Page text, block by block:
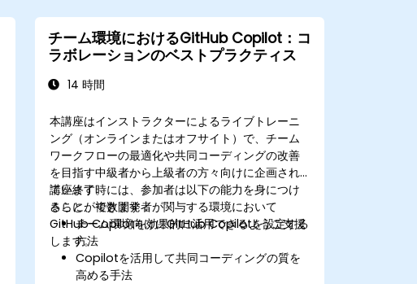
チーム環境におけるGitHub Copilot：コ
ラボレーションのベストプラクティス
14 時間
本講座はインストラクターによるライブトレーニ
ング（オンラインまたはオフサイト）で、チーム
ワークフローの最適化や共同コーディングの改善
を目指す中級者から上級者の方々向けに企画され
ています。
さらに、複数開発者が関与する環境において
GitHub Copilotを効果的に活用できるようご支援
します。
講座終了時には、参加者は以下の能力を身につけ
ることができます：
チーム環境向けにGitHub Copilotを設定する
方法
Copilotを活用して共同コーディングの質を
高める手法